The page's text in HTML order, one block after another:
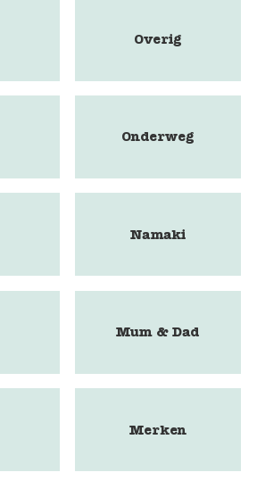
Overig
Onderweg
Namaki
Mum & Dad
Merken